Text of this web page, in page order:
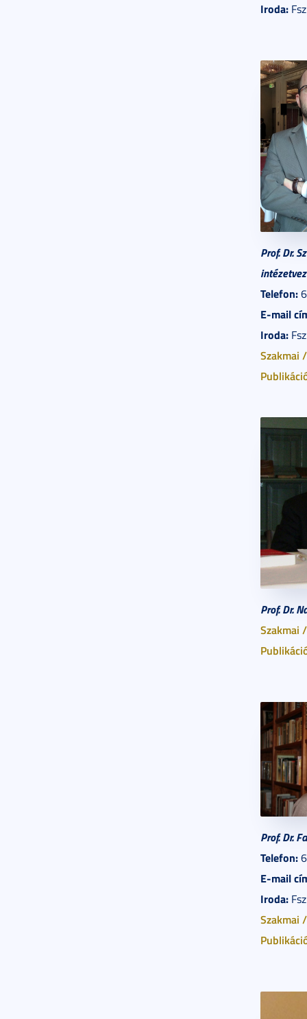
Iroda:
Prof. Dr.
Telefon:
E-mail
Iroda:
Szakmai
Prof. Dr.
Szakmai
Prof. Dr.
Telefon:
E-mail
Iroda:
Szakmai